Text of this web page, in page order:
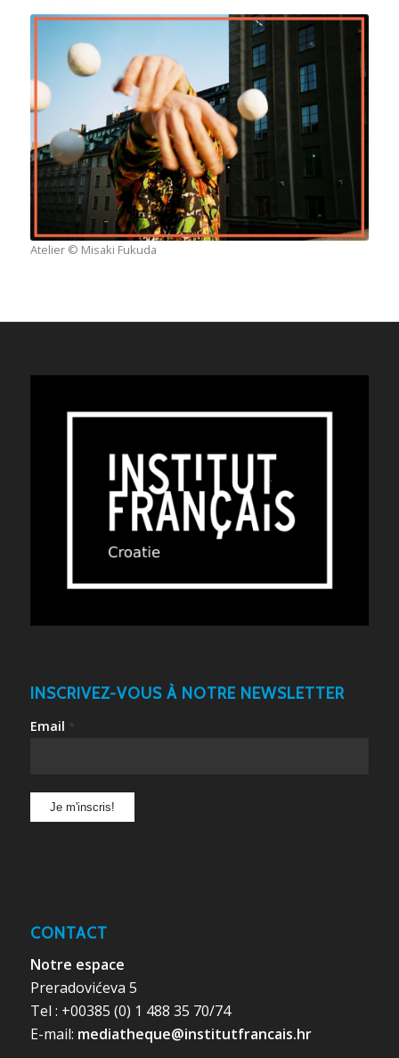
Atelier © Misaki Fukuda
INSCRIVEZ-VOUS À NOTRE NEWSLETTER
Email *
CONTACT
Notre espace
Preradovićeva 5
Tel : +00385 (0) 1 488 35 70/74
E-mail: mediatheque@institutfrancais.hr